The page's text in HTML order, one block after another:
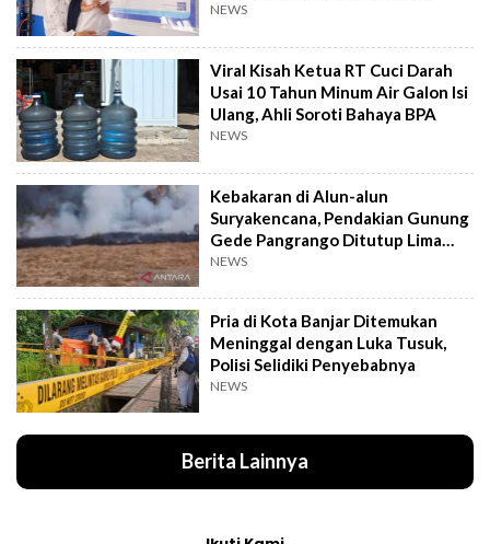
NEWS
Viral Kisah Ketua RT Cuci Darah
Usai 10 Tahun Minum Air Galon Isi
Ulang, Ahli Soroti Bahaya BPA
NEWS
Kebakaran di Alun-alun
Suryakencana, Pendakian Gunung
Gede Pangrango Ditutup Lima
Hari
NEWS
Pria di Kota Banjar Ditemukan
Meninggal dengan Luka Tusuk,
Polisi Selidiki Penyebabnya
NEWS
Berita Lainnya